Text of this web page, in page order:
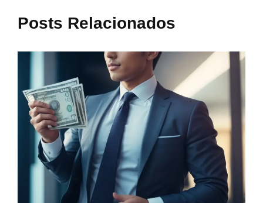
Posts Relacionados